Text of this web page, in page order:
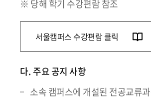
※ 당해 학기 수강편람 참조
서울캠퍼스 수강편람 클릭
다. 주요 공지 사항
소속 캠퍼스에 개설된 전공교류